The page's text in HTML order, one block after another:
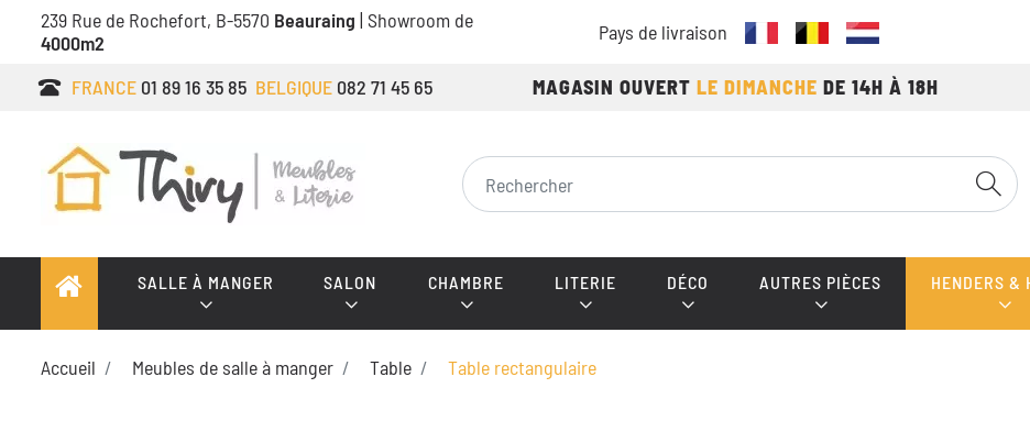
239 Rue de Rochefort, B-5570 Beauraing | Showroom de
4000m2
Pays de livraison
FRANCE 01 89 16 35 85 BELGIQUE 082 71 45 65 MAGASIN OUVERT LE DIMANCHE DE 14H À 18H
SALLE À MANGER SALON CHAMBRE LITERIE DÉCO AUTRES PIÈCES HENDERS &
Accueil Meubles de salle à manger Table Table rectangulaire